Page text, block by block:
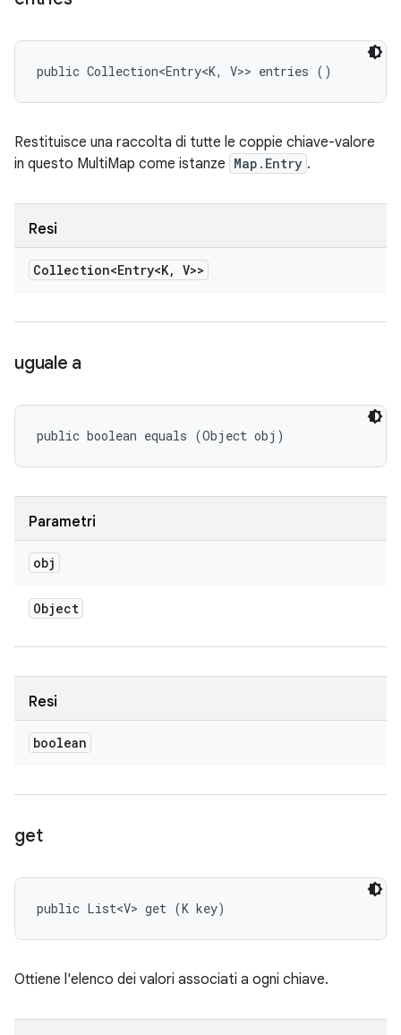
public Collection<Entry<K, V>> entries ()
Restituisce una raccolta di tutte le coppie chiave-valore
in questo MultiMap come istanze Map.Entry .
Resi
Collection<Entry<K, V>>
uguale a
public boolean equals (Object obj)
Parametri
obj
Object
Resi
boolean
get
public List<V> get (K key)
Ottiene l'elenco dei valori associati a ogni chiave.